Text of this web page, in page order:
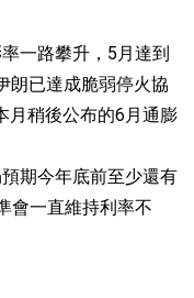
一路攀升，5月達到
朗已達成脆弱停火協
月稍後公布的6月通膨
期今年底前至少還有
會一直維持利率不